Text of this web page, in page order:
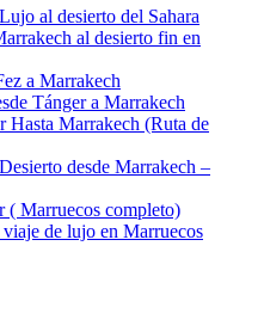
al desierto del Sahara
al desierto fin en
a Marrakech
Tánger a Marrakech
Hasta Marrakech (Ruta de
desde Marrakech –
( Marruecos completo)
de lujo en Marruecos